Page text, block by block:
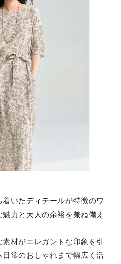
いたディテールが特徴のワ
力と大人の余裕を兼ね備え
材がエレガントな印象を引
常のおしゃれまで幅広く活